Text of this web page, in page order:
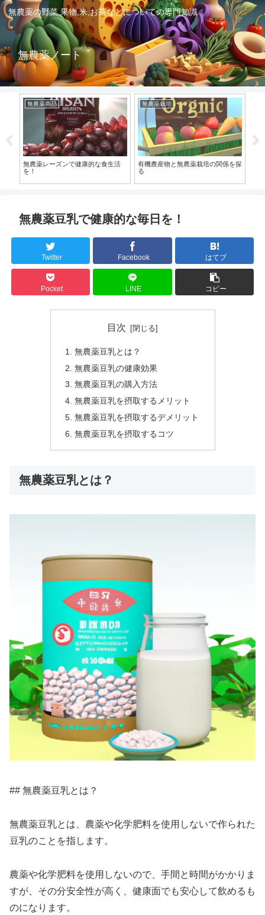
無農薬の野菜,果物,米,お茶などについての専門知識
無農薬ノート
無農薬商品
無農薬レーズンで健康的な食生活
を！
無農薬栽培
有機農産物と無農薬栽培の関係を探
る
無農薬豆乳で健康的な毎日を！
Twitter Facebook はてブ
Pocket LINE コピー
目次
無農薬豆乳とは？
無農薬豆乳の健康効果
無農薬豆乳の購入方法
無農薬豆乳を摂取するメリット
無農薬豆乳を摂取するデメリット
無農薬豆乳を摂取するコツ
無農薬豆乳とは？
## 無農薬豆乳とは？
無農薬豆乳とは、農薬や化学肥料を使用しないで作られた
豆乳のことを指します。
農薬や化学肥料を使用しないので、手間と時間がかかりま
すが、その分安全性が高く、健康面でも安心して飲めるも
のになります。